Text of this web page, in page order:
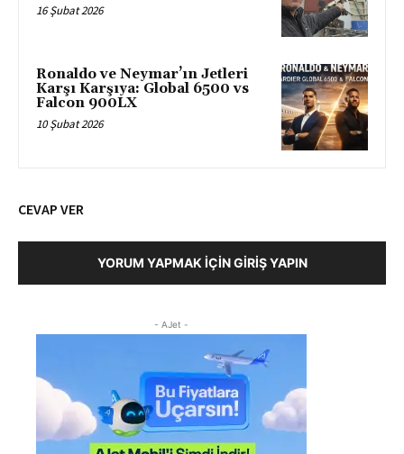
16 Şubat 2026
Ronaldo ve Neymar’ın Jetleri
Karşı Karşıya: Global 6500 vs
Falcon 900LX
10 Şubat 2026
CEVAP VER
YORUM YAPMAK İÇIN GIRIŞ YAPIN
- AJet -